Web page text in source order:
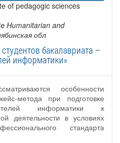
of pedagogic sciences
Humanitarian and
обл
бакалавриата –
информатики»
особенности
метода при подготовке
информатики к
деятельности в условиях
стандарта